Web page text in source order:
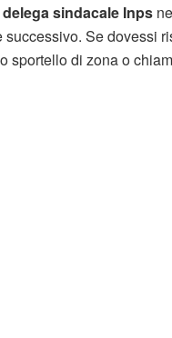
sindacale Inps
Se dovessi
sportello di zona o